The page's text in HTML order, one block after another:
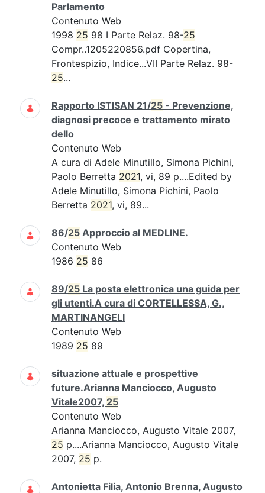
Parlamento
Contenuto Web
1998 25 98 I Parte Relaz. 98-25
Compr..1205220856.pdf Copertina,
Frontespizio, Indice...VII Parte Relaz. 98-
25...
Rapporto ISTISAN 21/25 - Prevenzione,
diagnosi precoce e trattamento mirato
dello
Contenuto Web
A cura di Adele Minutillo, Simona Pichini,
Paolo Berretta 2021, vi, 89 p....Edited by
Adele Minutillo, Simona Pichini, Paolo
Berretta 2021, vi, 89...
86/25 Approccio al MEDLINE.
Contenuto Web
1986 25 86
89/25 La posta elettronica una guida per
gli utenti.A cura di CORTELLESSA, G.,
MARTINANGELI
Contenuto Web
1989 25 89
situazione attuale e prospettive
future.Arianna Manciocco, Augusto
Vitale2007, 25
Contenuto Web
Arianna Manciocco, Augusto Vitale 2007,
25 p....Arianna Manciocco, Augusto Vitale
2007, 25 p.
Antonietta Filia, Antonio Brenna, Augusto